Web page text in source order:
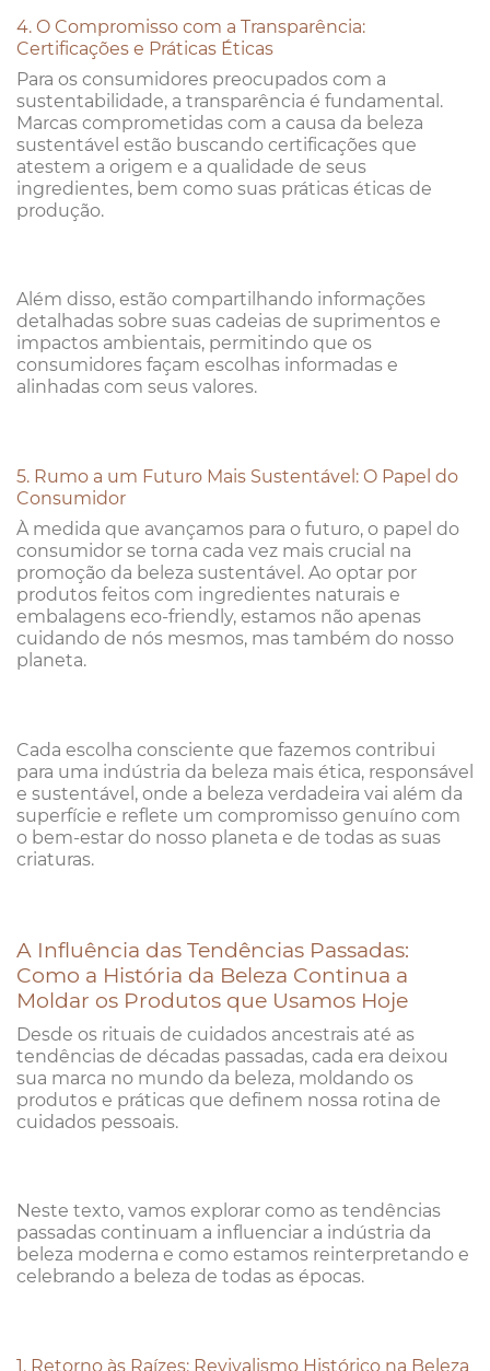
4. O Compromisso com a Transparência:
Certificações e Práticas Éticas
Para os consumidores preocupados com a
sustentabilidade, a transparência é fundamental.
Marcas comprometidas com a causa da beleza
sustentável estão buscando certificações que
atestem a origem e a qualidade de seus
ingredientes, bem como suas práticas éticas de
produção.
Além disso, estão compartilhando informações
detalhadas sobre suas cadeias de suprimentos e
impactos ambientais, permitindo que os
consumidores façam escolhas informadas e
alinhadas com seus valores.
5. Rumo a um Futuro Mais Sustentável: O Papel do
Consumidor
À medida que avançamos para o futuro, o papel do
consumidor se torna cada vez mais crucial na
promoção da beleza sustentável. Ao optar por
produtos feitos com ingredientes naturais e
embalagens eco-friendly, estamos não apenas
cuidando de nós mesmos, mas também do nosso
planeta.
Cada escolha consciente que fazemos contribui
para uma indústria da beleza mais ética, responsável
e sustentável, onde a beleza verdadeira vai além da
superfície e reflete um compromisso genuíno com
o bem-estar do nosso planeta e de todas as suas
criaturas.
A Influência das Tendências Passadas:
Como a História da Beleza Continua a
Moldar os Produtos que Usamos Hoje
Desde os rituais de cuidados ancestrais até as
tendências de décadas passadas, cada era deixou
sua marca no mundo da beleza, moldando os
produtos e práticas que definem nossa rotina de
cuidados pessoais.
Neste texto, vamos explorar como as tendências
passadas continuam a influenciar a indústria da
beleza moderna e como estamos reinterpretando e
celebrando a beleza de todas as épocas.
1. Retorno às Raízes: Revivalismo Histórico na Beleza